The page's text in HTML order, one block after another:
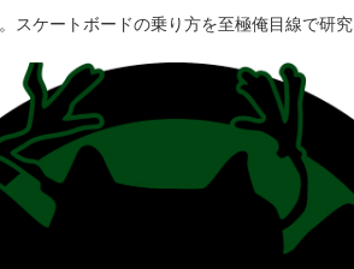
スケートボードの乗り方を至極俺目線で研究